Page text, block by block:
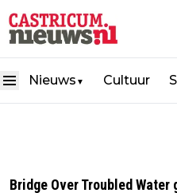
Nieuws ▼ Cultuur
Bridge Over Troubled